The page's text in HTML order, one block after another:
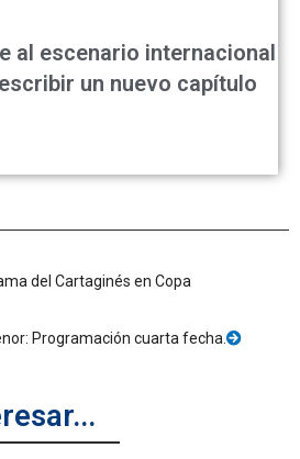
al escenario internacional
un nuevo capítulo
del Cartaginés en Copa
Programación cuarta fecha.